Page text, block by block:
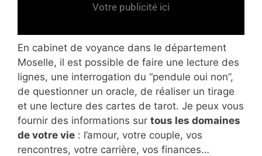
Votre publicité ici
En cabinet de voyance dans le département
Moselle, il est possible de faire une lecture des
lignes, une interrogation du “pendule oui non”,
de questionner un oracle, de réaliser un tirage
et une lecture des cartes de tarot. Je peux vous
fournir des informations sur tous les domaines
de votre vie : l’amour, votre couple, vos
rencontres, votre carrière, vos finances…